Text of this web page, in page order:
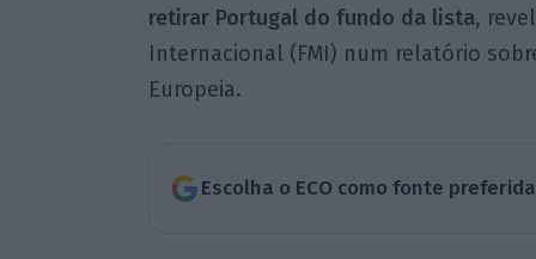
retirar Portugal do fundo da lista,
Internacional (FMI) num relatório
Europeia.
Escolha o ECO como fonte